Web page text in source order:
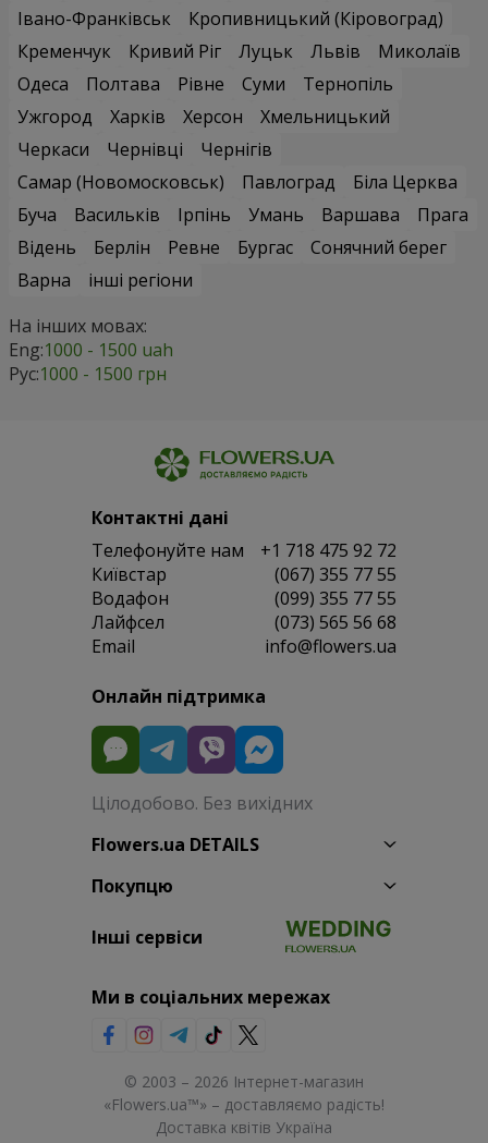
Івано-Франківськ
Кропивницький (Кіровоград)
Кременчук
Кривий Ріг Луцьк Львів
Миколаїв
Одеса
Полтава Рівне Суми
Тернопіль
Ужгород
Харків Херсон
Хмельницький
Черкаси
Чернівці
Чернігів
Самар (Новомосковськ)
Павлоград
Біла Церква
Буча
Васильків Ірпінь Умань Варшава
Прага
Відень
Берлін Ревне Бургас
Сонячний берег
Варна
інші регіони
На інших мовах:
Eng:1000 - 1500 uah
Рус:1000 - 1500 грн
Контактні дані
Телефонуйте нам
+1 718 475 92 72
Київстар
(067) 355 77 55
Водафон
(099) 355 77 55
Лайфсел
(073) 565 56 68
Email
info@flowers.ua
Онлайн підтримка
Цілодобово. Без вихідних
Flowers.ua DETAILS
Покупцю
Інші сервіси
Ми в соціальних мережах
© 2003 – 2026 Інтернет-магазин
«Flowers.ua™» – доставляємо радість!
Доставка квітів Україна